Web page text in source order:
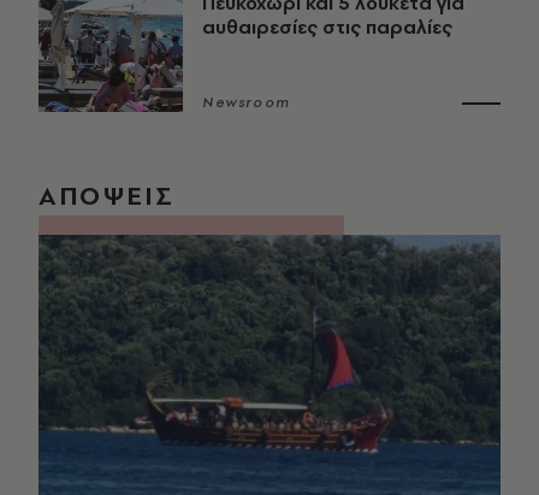
αυθαιρεσίες στις παραλίες
Newsroom
ΑΠΟΨΕΙΣ